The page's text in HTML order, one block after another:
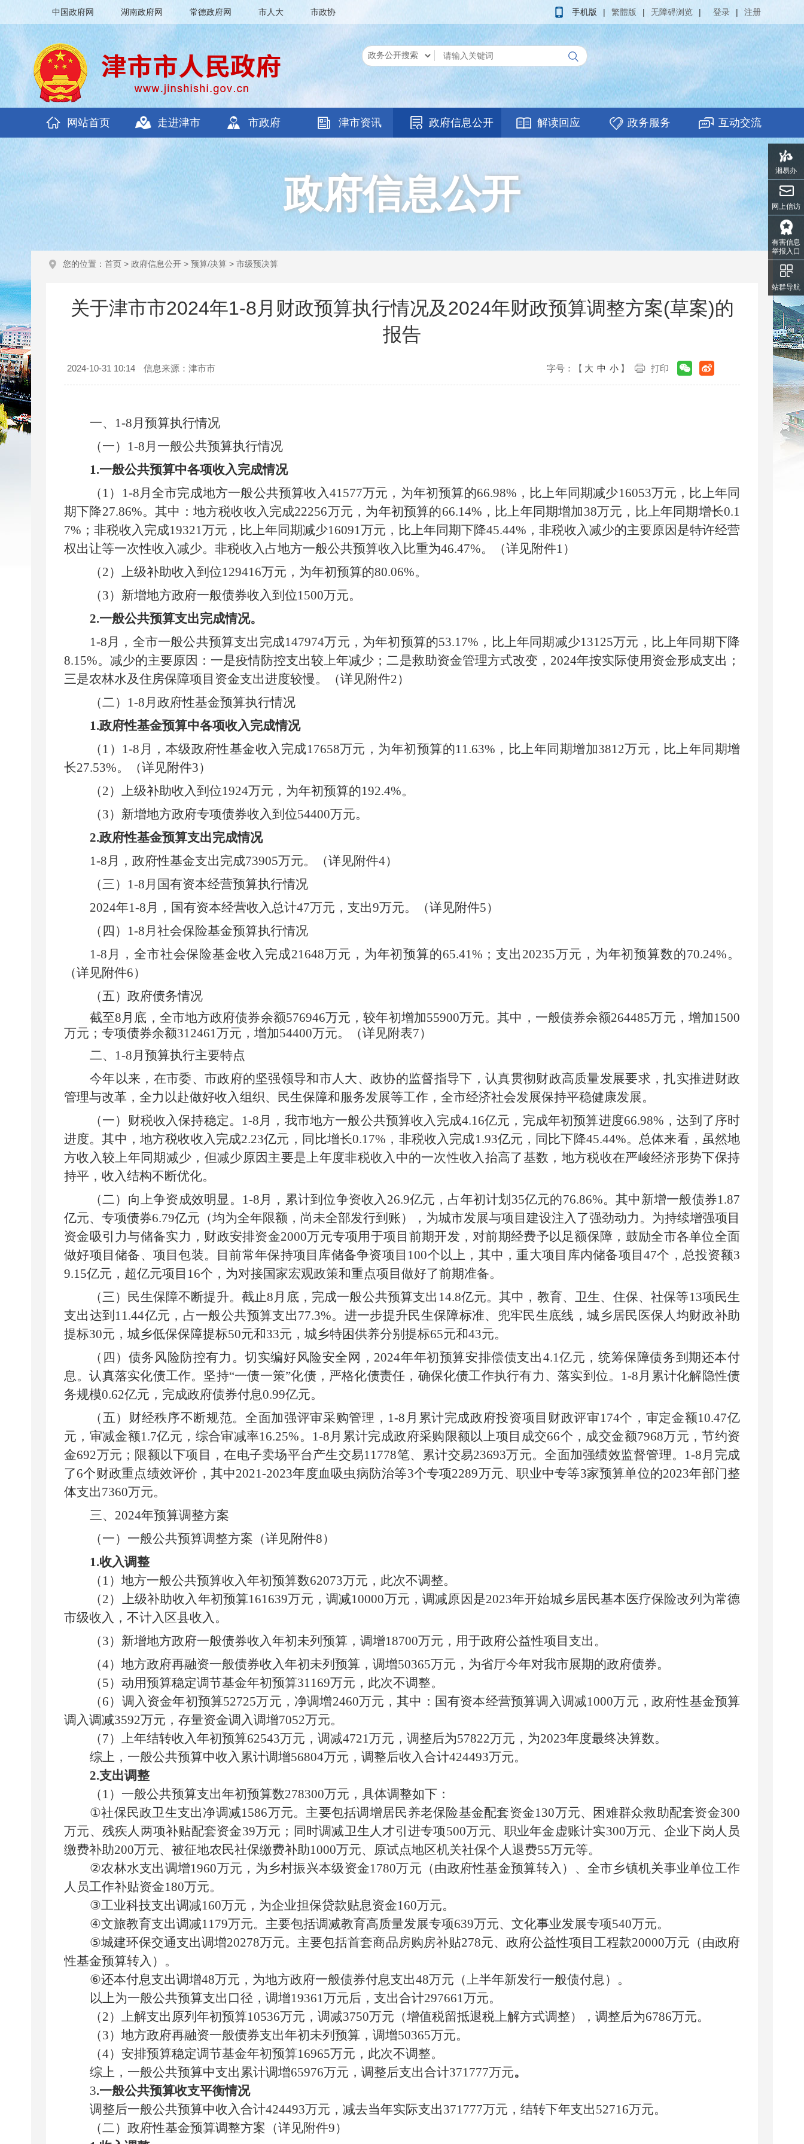
手机版 | 繁體版 | 无障碍浏览 | 登录 | 注册
中国政府网 湖南政府网 常德政府网 市人大 市政协
网站首页 走进津市 市政府 津市资讯 政府信息公开 解读回应 政务服务 互动交流
政府信息公开
您的位置： 首页 > 政府信息公开 > 预算/决算 > 市级预决算
关于津市市2024年1-8月财政预算执行情况及2024年财政预算调整方案(草案)的
报告
2024-10-31 10:14 信息来源：津市市 字号：【 大 中 小 】 打印
一、 1-8月 预算执行情况
（一） 1-8月 一般公共预算执行情况
1.一般公共预算中各项收入完成情况
（ 1） 1-8月全市完成地方一般公共预算收入41577万元，为年初预算的66.98% ，比上年同期减少16053万元，比上年同
期下降27.86%。其中：地方税收收入完成22256万元，为年初预算的66.14% ，比上年同期增加38万元，比上年同期增长0.1
7% ；非税收入完成19321万元，比上年同期减少16091万元，比上年同期下降45.44% ，非税收入减少的主要原因是特许经营
权出让等一次性收入减少。非税收入占地方一般公共预算收入比重为46.47%。（详见附件1）
（2）上级补助收入到位129416万元，为年初预算的80.06%。
（3）新增地方政府一般债券收入到位1500万元。
2.一般公共预算支出完成情况。
1-8月 ，全市一般公共预算支出完成147974万元，为年初预算的53.17% ，比上年同期减少13125万元，比上年同期下降
8.15%。减少的主要原因：一是疫情防控支出较上年减少；二是救助资金管理方式改变， 2024年按实际使用资金形成支出；
三是农林水及住房保障项目资金支出进度较慢。 （详见附件2）
（二） 1-8月 政府性基金预算执行情况
1.政府性基金预算中各项收入完成情况
（ 1 ） 1-8 月 ，本级政府性基金收入完成17658万元，为年初预算的11.63% ，比上年同期增加3812万元，比上年同期增
长27.53%。（详见附件3）
（2）上级补助收入到位1924万元，为年初预算的192.4%。
（3） 新增地方政府专项债券收入到位54400万元。
2.政府性基金预算支出完成情况
1-8月 ，政府性基金支出完成73905万元。（详见附件4）
（三） 1-8月 国有资本经营预算执行情况
2024年1-8月 ，国有资本经营收入总计47万元， 支出9万元。（详见附件5）
（四） 1-8月 社会保险基金预算执行情况
1-8 月 ，全市社会保险基金收入完成21648万元，为年初预算的65.41% ；支出 20235万元，为年初预算数的70.24%。
（详见附件6）
（五）政府债务情况
截至8月底，全市地方政府债券余额576946万元，较年初增加55900万元。其中，一般债券余额264485万元，增加1500
万元；专项债券余额312461万元，增加54400万元。（详见附表7）
二、 1-8月 预算执行主要特点
今年以来，在市委、市政府的坚强领导和市人大、政协的监督指导下， 认真贯彻财政高质量发展要求，扎实推进财政
管理与改革，全力以赴做好收入组织、民生保障和服务发展等工作， 全市经济社会发展保持平稳健康发展。
（一）财税收入保持稳定。 1-8月，我市地方一般公共预算收入完成4.16亿元，完成年初预算进度66.98% ，达到了序时
进度。其中，地方税收收入完成2.23亿元，同比增长0.17% ，非税收入完成1.93亿元，同比下降45.44%。总体来看，虽然地
方收入较上年同期减少，但减少原因主要是上年度非税收入中的一次性收入抬高了基数，地方税收在严峻经济形势下保持
持平，收入结构不断优化。
（二）向上争资成效明显。 1-8月，累计到位争资收入 26.9亿元，占年初计划 35亿元的76.86%。其中新增一般债券1.87
亿元、专项债券6.79亿元（均为全年限额，尚未全部发行到账）， 为城市发展与项目建设注入了强劲动力 。 为持续增强项目
资金吸引力与储备实力， 财政安排资金2000万元专项用于项目前期开发，对前期经费予以足额保障，鼓励全市各单位全面
做好项目储备、项目包装。目前常年保持项目库储备争资项目 100个以上，其中，重大项目库内储备项目47个，总投资额3
9.15亿元，超亿元项目 16个，为对接国家宏观政策和重点项目做好了前期准备。
（三）民生保障不断提升。 截止8月底，完成一般公共预算支出 14.8亿元。其中，教育、卫生、住保、社保等13项民生
支出达到 11.44亿元，占一般公共预算支出77.3%。进一步提升民生保障标准、兜牢民生底线，城乡居民医保人均财政补助
提标30元 ， 城乡低保保障提标50元和33元， 城乡特困供养分别提标65元和43元。
（四） 债务风险防控有力。切实编好风险安全网， 2024年年初预算安排偿债支出4.1亿元，统筹保障债务到期还本付
息。认真落实化债工作。坚持“一债一策”化债，严格化债责任，确保化债工作执行有力、落实到位。 1-8月累计化解隐性债
务规模0.62亿元，完成政府债券付息0.99亿元。
（五）财经秩序不断规范。 全面加强评审采购管理， 1-8 月累计完成政府投资项目财政评审174个，审定金额10.47亿
元，审减金额1.7亿元，综合审减率16.25%。 1-8月 累计完成政府采购限额以上项目成交66个，成交金额7968万元，节约资
金692万元；限额以下项目，在电子卖场平台产生交易11778笔、累计交易23693万元。全面加强绩效监督管理。 1-8月完成
了6个财政重点绩效评价，其中2021-2023年度血吸虫病防治等3个专项2289万元、职业中专等3家预算单位的2023年部门整
体支出7360万元。
三、 2024年预算调整方案
（一）一般公共预算调整方案 （详见附件8）
1.收入调整
（ 1）地方一般公共预算收入年初预算数62073万元， 此次不调整。
（2）上级补助收入年初预算161639万元， 调减10000万元，调减原因是2023年开始城乡居民基本医疗保险改列为常德
市级收入，不计入区县收入。
（3）新增地方政府一般债券收入年初未列预算，调增18700万元 ，用于政府公益性项目支出。
（4）地方政府再融资一般债券收入年初未列预算，调增50365万元，为省厅今年对我市展期的政府债券。
（5） 动用预算稳定调节基金年初预算31169万元 ， 此次不调整。
（6）调入资金年初预算52725万元 ， 净调增2460万元，其中：国有资本经营预算调入调减1000万元， 政府性基金预算
调入调减3592万元， 存量资金调入调增7052万元。
（7）上年结转收入年初预算62543万元，调减4721万元，调整后为57822万元，为2023年度最终决算数。
综上，一般公共预算中收入累计调增56804万元，调整后收入合计424493万元。
2.支出调整
（ 1）一般公共预算支出年初预算数278300万元，具体调整如下：
①社保民政卫生支出净调减1586万元。 主要包括调增居民养老保险基金配套资金130万元、困难群众救助配套资金300
万元、残疾人两项补贴配套资金39万元 ；同时调减卫生人才引进专项500万元、 职业年金虚账计实300万元、企业下岗人员
缴费补助200万元、被征地农民社保缴费补助1000万元、原试点地区机关社保个人退费55万元等。
②农林水支出调增1960万元 ，为乡村振兴本级资金1780万元 （由政府性基金预算转入）
、全市乡镇机关事业单位工作
人员工作补贴资金180万元。
③工业科技支出调减160万元 ，为企业担保贷款贴息资金160万元。
④文旅教育支出调减1179万元。 主要包括调减教育高质量发展专项639万元、文化事业发展专项540万元。
⑤城建环保交通支出调增20278万元。 主要包括首套商品房购房补贴278元、政府公益性项目工程款20000万元（由政府
性基金预算转入）。
⑥还本付息支出调增48万元 ，为地方政府一般债券付息支出48万元（上半年新发行一般债付息）。
以上为一般公共预算支出口径，调增19361万元后，支出合计297661万元。
（2）上解支出原列年初预算10536万元，调减3750万元 （增值税留抵退税上解方式调整）， 调整后为6786万元。
（3）地方政府再融资一般债券支出年初未列预算，调增50365万元。
（4）安排预算稳定调节基金年初预算16965万元 ， 此次不调整。
综上，一般公共预算中支出累计调增65976万元，调整后支出合计371777万元。
3.一般公共预算收支平衡情况
调整后一般公共预算中收入合计424493万元，减去当年实际支出371777万元，结转下年支出52716万元。
（二）政府性基金预算调整方案 （详见附件9）
湘易办
网上信访
有害信息
举报入口
站群导航